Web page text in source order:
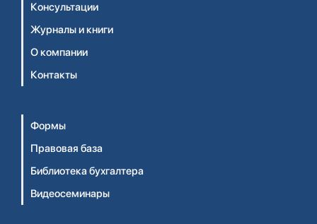
Консультации
Журналы и книги
О компании
Контакты
Формы
Правовая база
Библиотека бухгалтера
Видеосеминары